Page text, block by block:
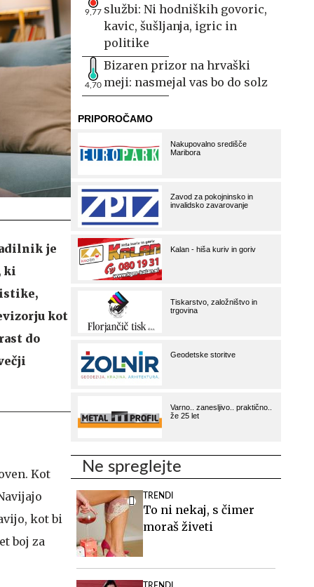
je
ki
kot
do
Kot
kot bi
boj za
9,77 službi: Ni hodniških govoric,
kavic, šušljanja, igric in
politike
4,70
Bizaren prizor na hrvaški
meji: nasmejal vas bo do solz
Ne spreglejte
TRENDI
To ni nekaj, s čimer
moraš živeti